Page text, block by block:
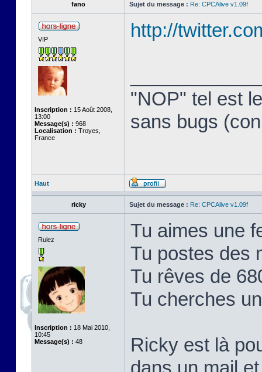
fano Sujet du message : Re: CPCAlive v1.09f
VIP
Inscription : 15 Août 2008,
13:00
Message(s) : 968
Localisation : Troyes,
France
http://
"NOP" tel est
sans bugs
Haut
ricky Sujet du message : Re: CPCAlive v1.09f
Rulez
Inscription : 18 Mai 2010,
10:45
Message(s) : 48
Tu aimes une
Tu postes des
Tu rêves de
Tu cherches
Ricky est là
dans un mail